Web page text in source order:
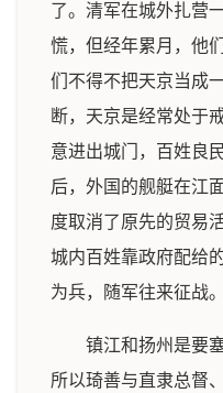
了。清军在城外扎营
慌，但经年累月，他
们不得不把天京当成
断，天京是经常处于
意进出城门，百姓良
后，外国的舰艇在江
度取消了原先的贸易
城内百姓靠政府配给
为兵，随军往来征战
镇江和扬州是要
所以琦善与直隶总督